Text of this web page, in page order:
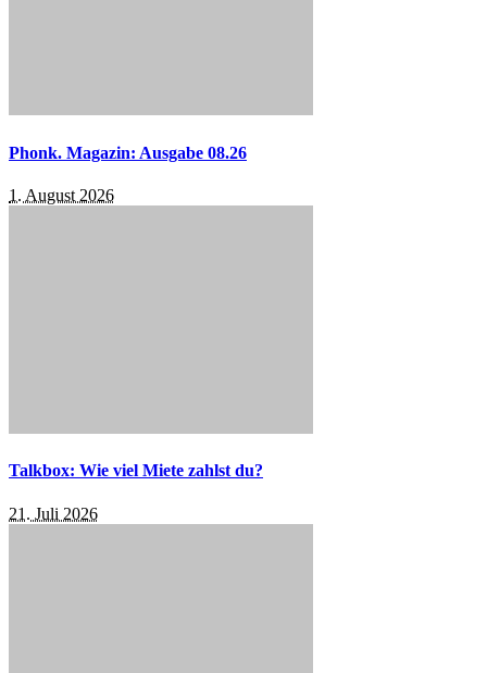
Phonk. Magazin: Ausgabe 08.26
1. August 2026
Talkbox: Wie viel Miete zahlst du?
21. Juli 2026